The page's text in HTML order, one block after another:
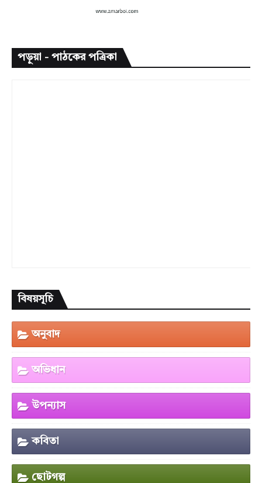
পড়ুয়া - পাঠকের পত্রিকা
বিষয়সূচি
অনুবাদ
অভিধান
উপন্যাস
কবিতা
ছোটগল্প